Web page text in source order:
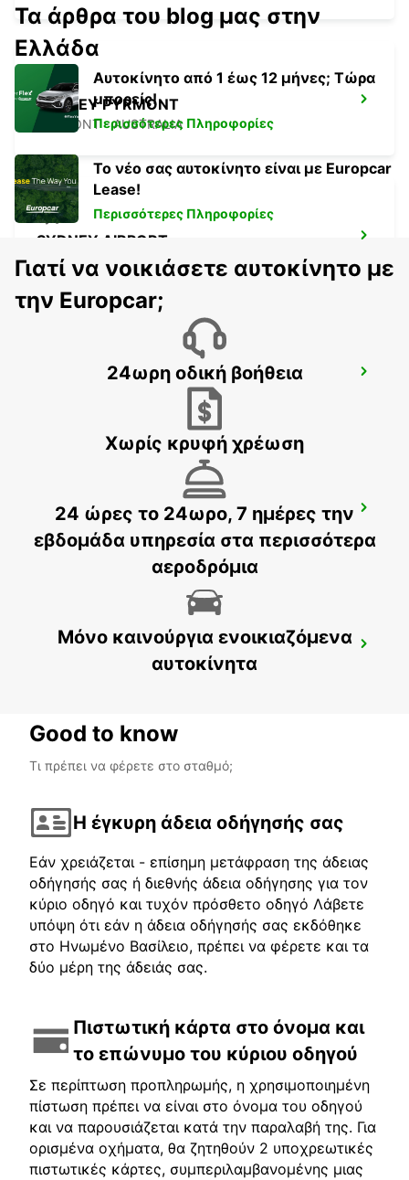
SYDNEY PYRMONT
PYRMONT - AUSTRALIA
SYDNEY AIRPORT
SYDNEY - AUSTRALIA
SYDNEY CITY
SYDNEY WATERLOO
MASCOT - AUSTRALIA
GOSFORD LISAROW
GOSFORD - AUSTRALIA
Τα άρθρα του blog μας στην
Ελλάδα
Αυτοκίνητο από 1 έως 12 μήνες; Τώρα
μπορείς!
Περισσότερες Πληροφορίες
Το νέο σας αυτοκίνητο είναι με Europcar
Lease!
Περισσότερες Πληροφορίες
Γιατί να νοικιάσετε αυτοκίνητο με
την Europcar;
24ωρη οδική βοήθεια
Χωρίς κρυφή χρέωση
24 ώρες το 24ωρο, 7 ημέρες την
εβδομάδα υπηρεσία στα περισσότερα
αεροδρόμια
Μόνο καινούργια ενοικιαζόμενα
αυτοκίνητα
Good to know
Τι πρέπει να φέρετε στο σταθμό;
Η έγκυρη άδεια οδήγησής σας
Εάν χρειάζεται - επίσημη μετάφραση της άδειας
οδήγησής σας ή διεθνής άδεια οδήγησης για τον
κύριο οδηγό και τυχόν πρόσθετο οδηγό Λάβετε
υπόψη ότι εάν η άδεια οδήγησής σας εκδόθηκε
στο Ηνωμένο Βασίλειο, πρέπει να φέρετε και τα
δύο μέρη της άδειάς σας.
Πιστωτική κάρτα στο όνομα και
το επώνυμο του κύριου οδηγού
Σε περίπτωση προπληρωμής, η χρησιμοποιημένη
πίστωση πρέπει να είναι στο όνομα του οδηγού
και να παρουσιάζεται κατά την παραλαβή της. Για
ορισμένα οχήματα, θα ζητηθούν 2 υποχρεωτικές
πιστωτικές κάρτες, συμπεριλαμβανομένης μιας